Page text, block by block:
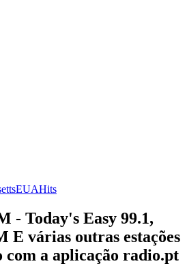
EUAHits
- Today's Easy 99.1,
E várias outras estações
com a aplicação radio.pt